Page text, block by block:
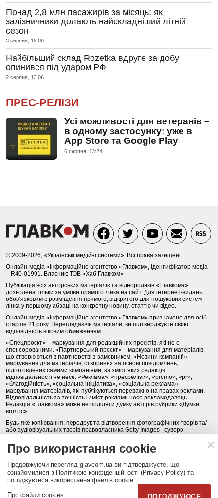
Понад 2,8 млн пасажирів за місяць: як
залізничники долають найскладніший літній
сезон
3 серпня, 19:00
Найбільший склад Rozetka вдруге за добу
опинився під ударом РФ
2 серпня, 13:06
ПРЕС-РЕЛІЗИ
Усі можливості для ветеранів –
в одному застосунку: уже в
App Store та Google Play
6 серпня, 13:24
© 2009-2026, «Українські медійні системи». Всі права захищені
Онлайн-медіа «Інформаційне агентство «Главком», ідентифікатор медіа
– R40-01991. Власник: ТОВ «Хаб Главком»
Публікація всіх авторських матеріалів та відеороликів «Главкома»
дозволена тільки за умови прямого лінка на сайт. Для інтернет-видань
обов’язковим є розміщення прямого, відкритого для пошукових систем
лінка у першому абзаці на конкретну новину, статтю чи відео.
Онлайн-медіа «Інформаційне агентство «Главком» призначене для осіб
старше 21 року. Переглядаючи матеріали, ви підтверджуєте свою
відповідність віковим обмеженням.
«Спецпроєкт» – маркування для редакційних проєктів, які не є
спонсорованими. «Партнерський проєкт» – маркування для матеріалів,
що створюються в партнерстві з замовником. «Новини компаній» –
маркування для матеріалів, створених на основі повідомлень,
підготовлених самими компаніями, за зміст яких редакція
відповідальності не несе. «Реклама», «пресрелізи», «promo», «pr»,
«благодійність», «соціальна ініціатива», «соціальна реклама» –
маркування матеріалів, які публікуються переважно на правах реклами.
Відповідальність за точність і зміст реклами несе рекламодавець.
Редакція «Главкома» може не поділяти думку авторів рубрики «Думки
вголос».
Будь-яке копіювання, передрук та відтворення фотографічних творів та/
або аудіовізуальних творів правовласника Getty Images - суворо
Політика конфіденційності (Privacy Policy). Правила сайту
КОНТАКТИ НАША КОМАНДА АРХІВ
Партнери:DepositPhotos.com,opendatabot.ua
Про використання cookie
Продовжуючи перегляд glavcom.ua ви підтверджуєте, що
ознайомилися з Політикою конфіденційності (Privacy Policy) та
погоджуєтеся використання файлів cookie
Про файли cookies
ПОГОДЖУЮСЯ